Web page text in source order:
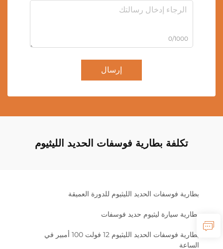
0/1000
إرسال
تكلفة بطارية فوسفات الحديد الليثيوم
بطارية فوسفات الحديد الليثيوم للدورة العميقة
بطارية سيارة ليثيوم حديد فوسفات
بطارية فوسفات الحديد الليثيوم 12 فولت 100 أمبير في
الساعة